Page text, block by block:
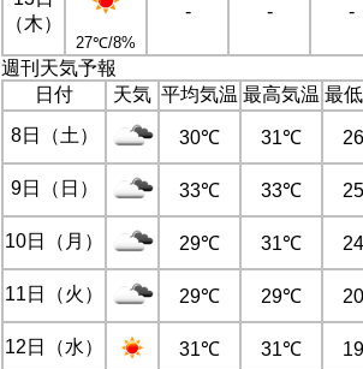
（木）
27℃/8%
- - -
週刊天気予報
日付
天気 平均気温 最高気温 最
8日（土）
30℃ 31℃
9日（日） 33℃ 33℃
10日（月） 29℃ 31℃
11日（火） 29℃ 29℃
12日（水） 31℃ 31℃